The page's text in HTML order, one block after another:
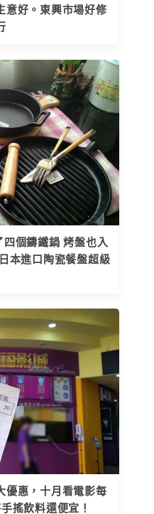
意好。東興市場好修
個鑄鐵鍋 烤盤也入
本進口陶瓷餐盤超級
優惠，十月看電影每
搖飲料還便宜！